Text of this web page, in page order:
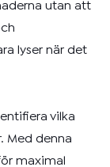
utan att
lyser när det
vilka
Med denna
maximal